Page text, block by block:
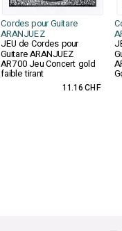
Cordes pour Guitare
ARANJUEZ
JEU de Cordes pour
Guitare ARANJUEZ
AR700 Jeu Concert gold
faible tirant
11.16 CHF